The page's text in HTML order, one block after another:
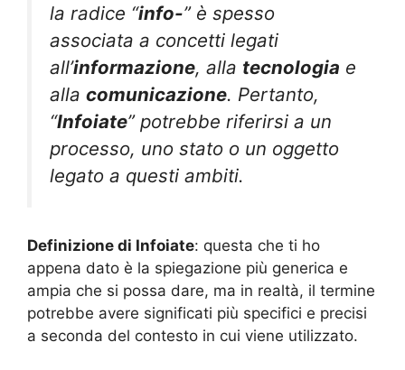
la radice “info-” è spesso
associata a concetti legati
all’informazione, alla tecnologia e
alla comunicazione. Pertanto,
“Infoiate” potrebbe riferirsi a un
processo, uno stato o un oggetto
legato a questi ambiti.
Definizione di Infoiate: questa che ti ho
appena dato è la spiegazione più generica e
ampia che si possa dare, ma in realtà, il termine
potrebbe avere significati più specifici e precisi
a seconda del contesto in cui viene utilizzato.